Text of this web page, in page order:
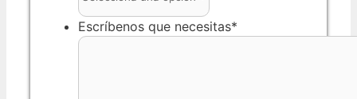
Escríbenos que necesitas*